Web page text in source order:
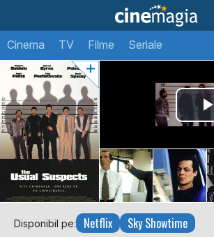
Cinema TV Filme Seriale
Disponibil pe: Netflix Sky Showtime